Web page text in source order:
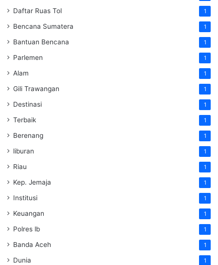
Daftar Ruas Tol 1
Bencana Sumatera 1
Bantuan Bencana 1
Parlemen 1
Alam 1
Gili Trawangan 1
Destinasi 1
Terbaik 1
Berenang 1
liburan 1
Riau 1
Kep. Jemaja 1
Institusi 1
Keuangan 1
Polres lb 1
Banda Aceh 1
Dunia 1